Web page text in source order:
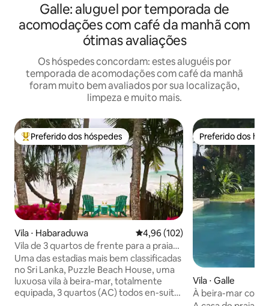
Galle: aluguel por temporada de
acomodações com café da manhã com
ótimas avaliações
Os hóspedes concordam: estes aluguéis por
temporada de acomodações com café da manhã
foram muito bem avaliados por sua localização,
limpeza e muito mais.
Entre os melhores preferidos dos hóspedes
Preferido dos hóspedes
Vila ⋅ Habaraduwa 4,96 de uma avaliação média de
4,96 (102)
Vila de 3 quartos de frente para a praia
com chef e equipe
Uma das estadias mais bem classificadas
no Sri Lanka, Puzzle Beach House, uma
luxuosa vila à beira-mar, totalmente
equipada, 3 quartos (AC) todos en-suite
Preferido dos
Preferido dos
Vila ⋅ Galle
À beira-mar com